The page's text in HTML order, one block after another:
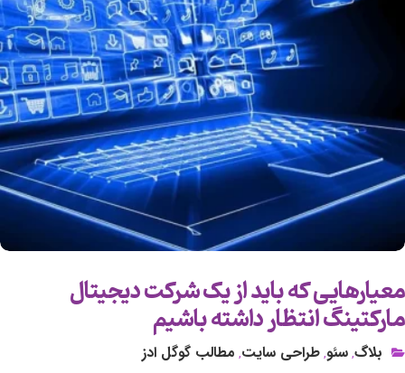
معیارهایی که باید از یک شرکت دیجیتال
مارکتینگ انتظار داشته باشیم
بلاگ,سئو,طراحی سایت, مطالب گوگل ادز